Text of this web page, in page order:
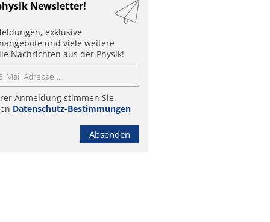
Newsletter!
exklusive
und viele weitere
Nachrichten aus der Physik!
Anmeldung stimmen Sie
Datenschutz-Bestimmungen
Absenden